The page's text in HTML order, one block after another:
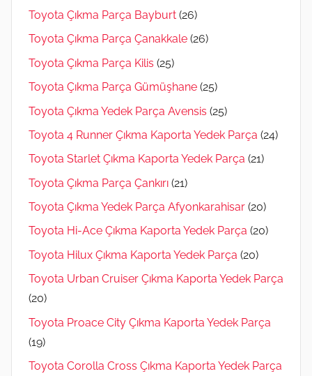
Toyota Çıkma Parça Bayburt (26)
Toyota Çıkma Parça Çanakkale (26)
Toyota Çıkma Parça Kilis (25)
Toyota Çıkma Parça Gümüşhane (25)
Toyota Çıkma Yedek Parça Avensis (25)
Toyota 4 Runner Çıkma Kaporta Yedek Parça (24)
Toyota Starlet Çıkma Kaporta Yedek Parça (21)
Toyota Çıkma Parça Çankırı (21)
Toyota Çıkma Yedek Parça Afyonkarahisar (20)
Toyota Hi-Ace Çıkma Kaporta Yedek Parça (20)
Toyota Hilux Çıkma Kaporta Yedek Parça (20)
Toyota Urban Cruiser Çıkma Kaporta Yedek Parça
(20)
Toyota Proace City Çıkma Kaporta Yedek Parça
(19)
Toyota Corolla Cross Çıkma Kaporta Yedek Parça